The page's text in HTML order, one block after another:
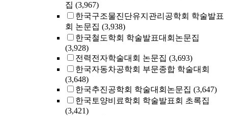
집 (3,967)
한국구조물진단유지관리공학회 학술발표
회 논문집 (3,938)
한국철도학회 학술발표대회논문집
(3,928)
전력전자학술대회 논문집 (3,693)
한국자동차공학회 부문종합 학술대회
(3,648)
한국추진공학회 학술대회논문집 (3,647)
한국토양비료학회 학술발표회 초록집
(3,421)